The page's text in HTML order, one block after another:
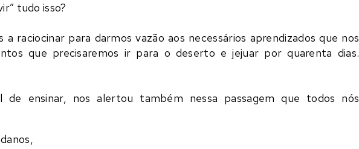
tudo isso?
raciocinar para darmos vazão aos necessários aprendizados que nos
que precisaremos ir para o deserto e jejuar por quarenta dias.
de ensinar, nos alertou também nessa passagem que todos nós